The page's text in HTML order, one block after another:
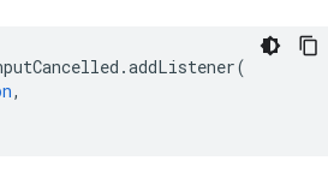
.addListener(
,